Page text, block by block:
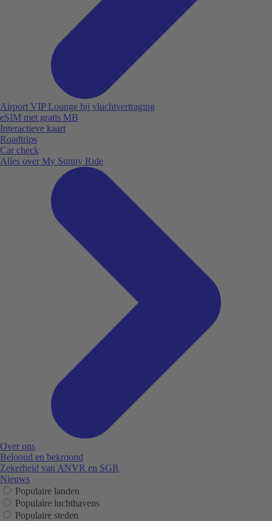
Airport VIP Lounge bij vluchtvertraging
eSIM met gratis MB
Interactieve kaart
Roadtrips
Car check
Alles over My Sunny Ride
Over ons
Beloond en bekroond
Zekerheid van ANVR en SGR
Nieuws
Populaire landen
Populaire luchthavens
Populaire steden